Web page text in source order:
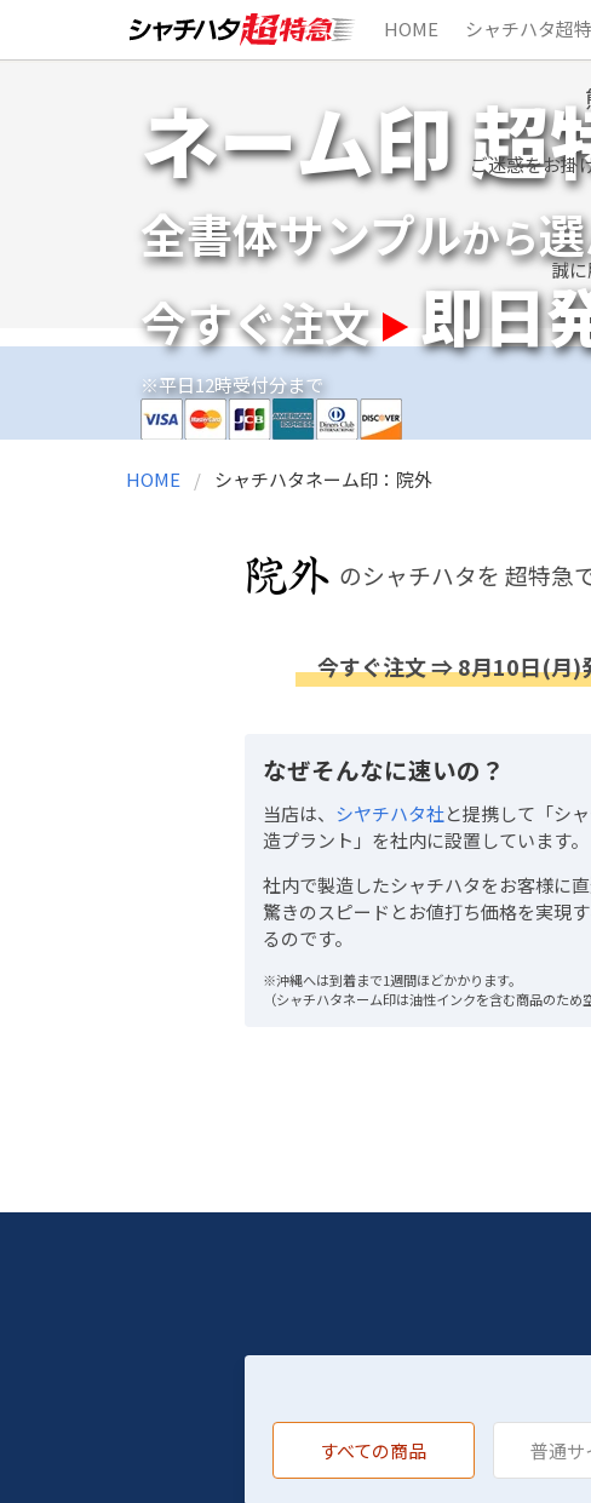
HOME シャチハタ超
ネーム印 超
全書体サンプルから選
今すぐ注文 即日
※平日12時受付分まで
ご迷惑をお掛
誠
HOME シャチハタネーム印：院外
のシャチハタを 超特急
今すぐ注文 ⇒ 8月10日(月)
なぜそんなに速いの？
当店は、 シヤチハタ社と提携して「シ
造プラント」を社内に設置しています。
社内で製造したシャチハタをお客様に直
驚きのスピードとお値打ち価格を実現
るのです。
※沖縄へは到着まで1週間ほどかかります。
（シャチハタネーム印は油性インクを含む商品のため
すべての商品 普通サ